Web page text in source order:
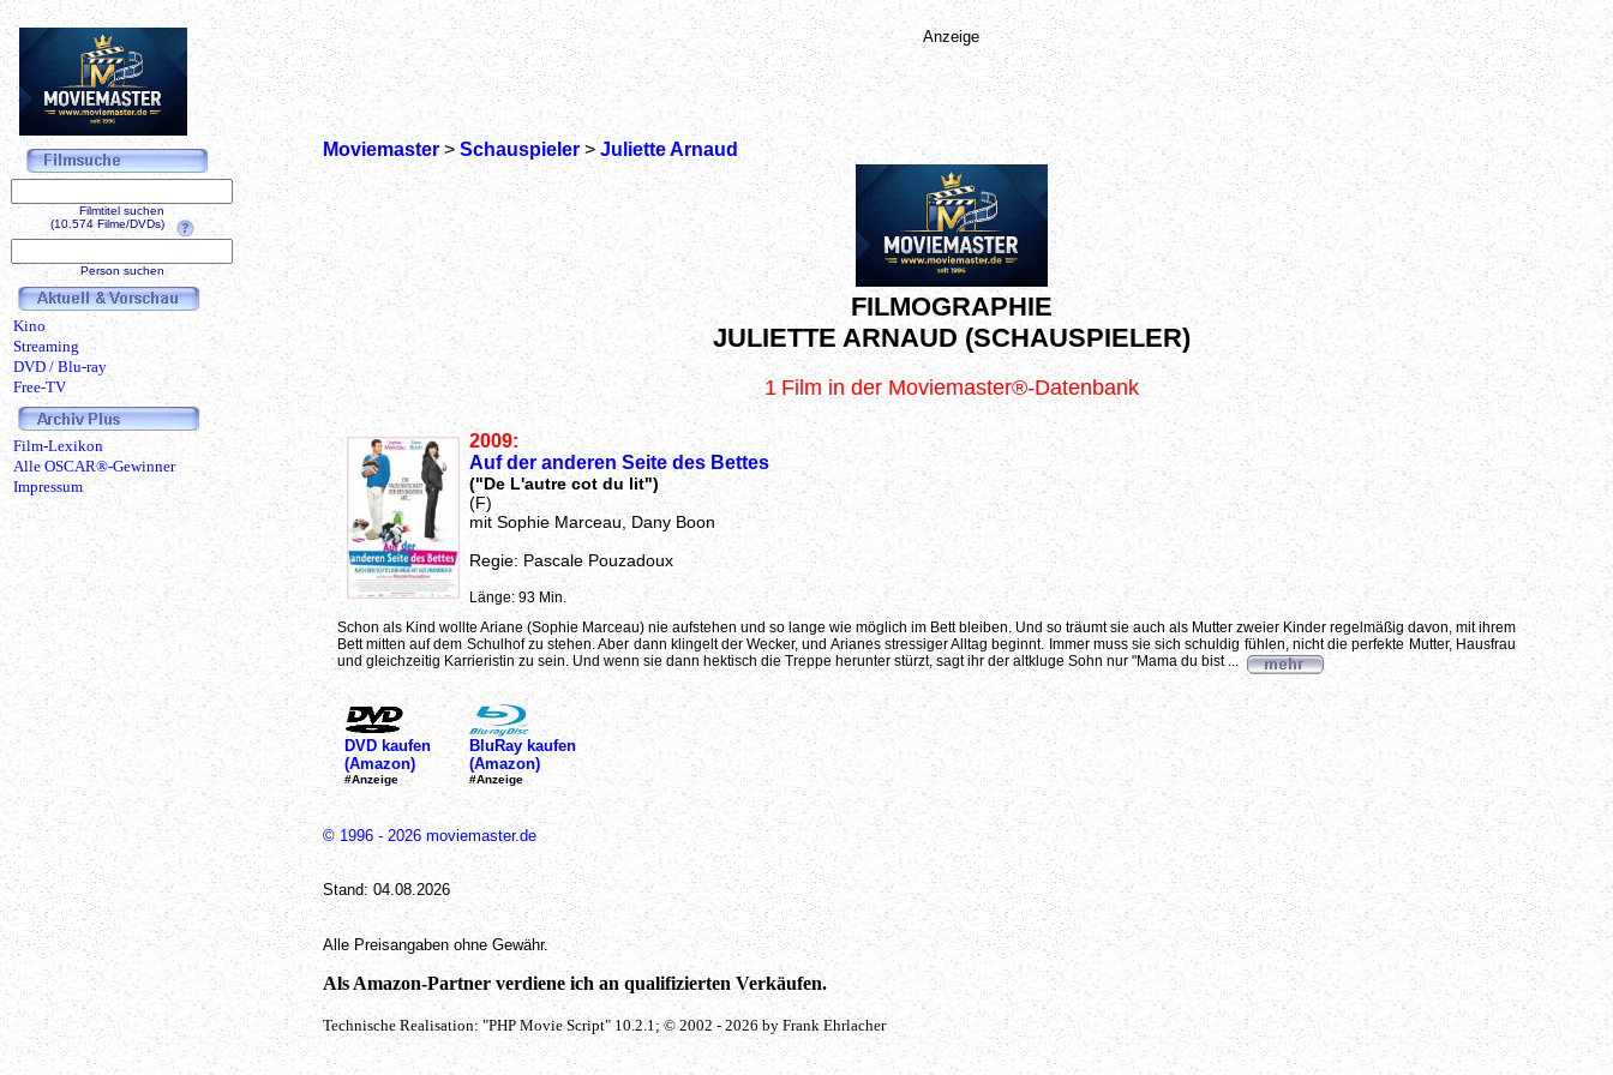
Moviemaster> Schauspieler> Juliette Arnaud
FILMOGRAPHIE
JULIETTE ARNAUD (SCHAUSPIELER)
1 Film in der Moviemaster®-Datenbank
2009:
Auf der anderen Seite des Bettes
("De L'autre cot du lit")
(F)
mit Sophie Marceau, Dany Boon
Regie: Pascale Pouzadoux
Länge: 93 Min.
Schon als Kind wollte Ariane (Sophie Marceau) nie aufstehen und so lange wie möglich im Bett bleiben. Und so träumt sie auch als Mutter zweier Kinder regelmäßig davon, mit ihrem
Bett mitten auf dem Schulhof zu stehen. Aber dann klingelt der Wecker, und Arianes stressiger Alltag beginnt. Immer muss sie sich schuldig fühlen, nicht die perfekte Mutter, Hausfrau
und gleichzeitig Karrieristin zu sein. Und wenn sie dann hektisch die Treppe herunter stürzt, sagt ihr der altkluge Sohn nur "Mama du bist ...
DVD kaufen
(Amazon)
#Anzeige
BluRay kaufen
(Amazon)
#Anzeige
© 1996 - 2026 moviemaster.de
Stand: 04.08.2026
Alle Preisangaben ohne Gewähr.
Als Amazon-Partner verdiene ich an qualifizierten Verkäufen.
Technische Realisation: "PHP Movie Script" 10.2.1; © 2002 - 2026 by Frank Ehrlacher
Anzeige
Filmtitel suchen
(10.574 Filme/DVDs)
Person suchen
Kino
Streaming
DVD / Blu-ray
Free-TV
Film-Lexikon
Alle OSCAR®-Gewinner
Impressum